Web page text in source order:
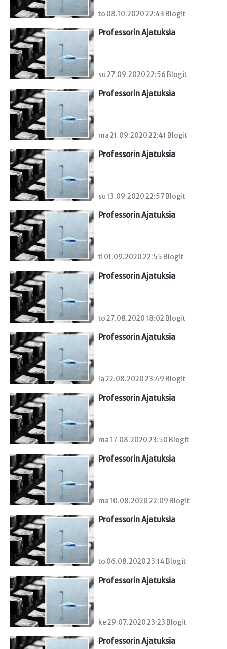
to 08.10.2020 22:43 Blogit
Professorin Ajatuksia
su 27.09.2020 22:56 Blogit
Professorin Ajatuksia
ma 21.09.2020 22:41 Blogit
Professorin Ajatuksia
su 13.09.2020 22:57 Blogit
Professorin Ajatuksia
ti 01.09.2020 22:55 Blogit
Professorin Ajatuksia
to 27.08.2020 18:02 Blogit
Professorin Ajatuksia
la 22.08.2020 23:49 Blogit
Professorin Ajatuksia
ma 17.08.2020 23:50 Blogit
Professorin Ajatuksia
ma 10.08.2020 22:09 Blogit
Professorin Ajatuksia
to 06.08.2020 23:14 Blogit
Professorin Ajatuksia
ke 29.07.2020 23:23 Blogit
Professorin Ajatuksia